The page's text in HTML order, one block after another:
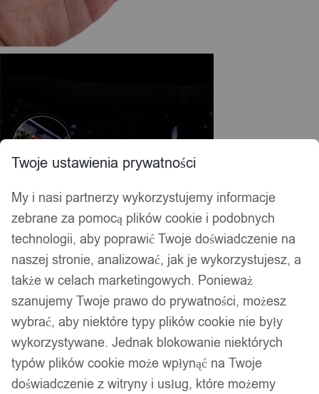
Twoje ustawienia prywatności
My i nasi partnerzy wykorzystujemy informacje
zebrane za pomocą plików cookie i podobnych
technologii, aby poprawić Twoje doświadczenie na
naszej stronie, analizować, jak je wykorzystujesz, a
także w celach marketingowych. Ponieważ
szanujemy Twoje prawo do prywatności, możesz
wybrać, aby niektóre typy plików cookie nie były
wykorzystywane. Jednak blokowanie niektórych
typów plików cookie może wpłynąć na Twoje
doświadczenie z witryny i usług, które możemy